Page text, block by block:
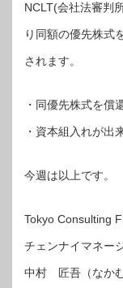
NCLT(会社法審判
り同額の優先株式
されます。
・同優先株式を償
・資本組入れが出
今週は以上です。
Tokyo Consulting
チェンナイマネー
中村 匠吾（なか